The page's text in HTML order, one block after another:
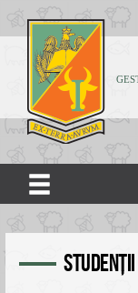
ACASĂ
DESPRE NOI